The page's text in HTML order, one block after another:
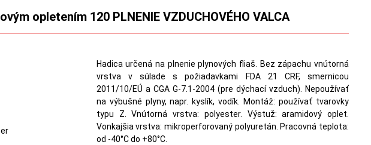
opletením 120 PLNENIE VZDUCHOVÉHO VALCA
Hadica určená na plnenie plynových fliaš. Bez zápachu vnútorná
vrstva v súlade s požiadavkami FDA 21 CRF, smernicou
2011/10/EÚ a CGA G-7.1-2004 (pre dýchací vzduch). Nepoužívať
na výbušné plyny, napr. kyslík, vodík. Montáž: používať tvarovky
typu Z. Vnútorná vrstva: polyester. Výstuž: aramidový oplet.
Vonkajšia vrstva: mikroperforovaný polyuretán. Pracovná teplota:
od -40°C do +80°C.